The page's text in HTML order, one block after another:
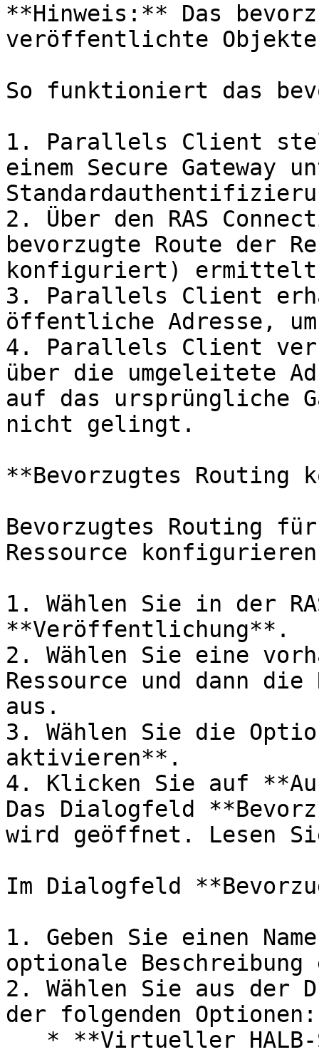
**Hinweis:** Das
veröffentlichte
So funktioniert das
1. Parallels Client
einem Secure Gateway
2. Über den RAS
bevorzugte Route der
konfiguriert)
3. Parallels Client
öffentliche Adresse,
4. Parallels Client
über die umgeleitete
auf das ursprüngliche
nicht gelingt.
**Bevorzugtes Routing
Bevorzugtes Routing
Ressource konfigurieren
1. Wählen Sie in der
**Veröffentlichung**.
2. Wählen Sie eine
Ressource und dann
aus.
3. Wählen Sie die
aktivieren**.
4. Klicken Sie auf
Das Dialogfeld
wird geöffnet. Lesen
Im Dialogfeld
1. Geben Sie einen
optionale
2. Wählen Sie aus der
der folgenden Optionen: